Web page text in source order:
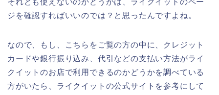
それとも使えないのかどうかは、ライクイットのペー
ジを確認すればいいのでは？と思ったんですよね。
なので、もし、こちらをご覧の方の中に、クレジット
カードや銀行振り込み、代引などの支払い方法がライ
クイットのお店で利用できるのかどうかを調べている
方がいたら、ライクイットの公式サイトを参考にして